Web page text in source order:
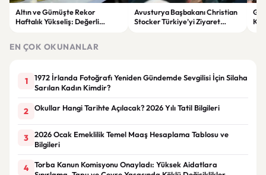
Altın ve Gümüşte Rekor
Haftalık Yükseliş: Değerli
Avusturya Başbakanı Christian
Stocker Türkiye’yi Ziyaret
EN ÇOK OKUNANLAR
1
1972 İrlanda Fotoğrafı Yeniden Gündemde Sevgilisi İçin Silaha
Sarılan Kadın Kimdir?
2 Okullar Hangi Tarihte Açılacak? 2026 Yılı Tatil Bilgileri
3
2026 Ocak Emeklilik Temel Maaş Hesaplama Tablosu ve
Bilgileri
4
Torba Kanun Komisyonu Onayladı: Yüksek Aidatlara